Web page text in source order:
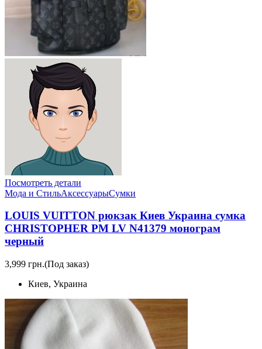
Посмотреть детали
Мода и СтильАксессуарыСумки
LOUIS VUITTON рюкзак Киев Украина сумка
CHRISTOPHER PM LV N41379 монограм
черный
3,999 грн.(Под заказ)
Киев, Украина